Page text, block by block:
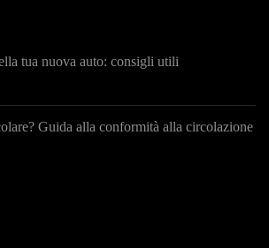
tua nuova auto: consigli utili
Guida alla conformità alla circolazione